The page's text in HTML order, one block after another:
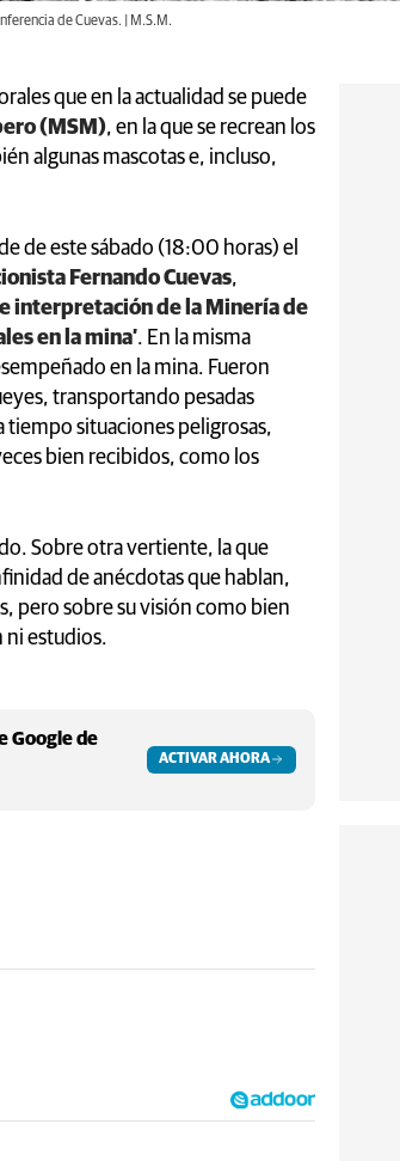
de Cuevas. | M.S.M.
que en la actualidad se puede
(MSM), en la que se recrean los
algunas mascotas e, incluso,
de este sábado (18:00 horas) el
Fernando Cuevas,
interpretación de la Minería de
en la mina’. En la misma
en la mina. Fueron
transportando pesadas
tiempo situaciones peligrosas,
bien recibidos, como los
Sobre otra vertiente, la que
de anécdotas que hablan,
pero sobre su visión como bien
ni estudios.
Google de
ACTIVAR AHORA